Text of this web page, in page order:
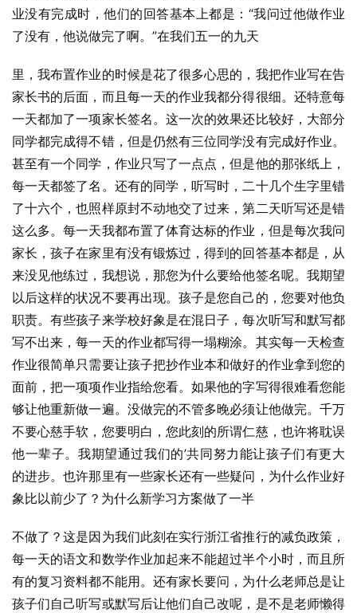
业没有完成时，他们的回答基本上都是：“我问过他做作业
了没有，他说做完了啊。”在我们五一的九天
里，我布置作业的时候是花了很多心思的，我把作业写在告
家长书的后面，而且每一天的作业我都分得很细。还特意每
一天都加了一项家长签名。这一次的效果还比较好，大部分
同学都完成得不错，但是仍然有三位同学没有完成好作业。
甚至有一个同学，作业只写了一点点，但是他的那张纸上，
每一天都签了名。还有的同学，听写时，二十几个生字里错
了十六个，也照样原封不动地交了过来，第二天听写还是错
这么多。每一天我都布置了体育达标的作业，但是每次我问
家长，孩子在家里有没有锻炼过，得到的回答基本都是，从
来没见他练过，我想说，那您为什么要给他签名呢。我期望
以后这样的状况不要再出现。孩子是您自己的，您要对他负
职责。有些孩子来学校好象是在混日子，每次听写和默写都
写不出来，每一天的作业都写得一塌糊涂。其实每一天检查
作业很简单只需要让孩子把抄作业本和做好的作业拿到您的
面前，把一项项作业指给您看。如果他的字写得很难看您能
够让他重新做一遍。没做完的不管多晚必须让他做完。千万
不要心慈手软，您要明白，您此刻的所谓仁慈，也许将耽误
他一辈子。我期望通过我们的’共同努力能让孩子们有更大
的进步。也许那里有一些家长还有一些疑问，为什么作业好
象比以前少了？为什么新学习方案做了一半
不做了？这是因为我们此刻在实行浙江省推行的减负政策，
每一天的语文和数学作业加起来不能超过半个小时，而且所
有的复习资料都不能用。还有家长要问，为什么老师总是让
孩子们自己听写或默写后让他们自己改呢，是不是老师懒得